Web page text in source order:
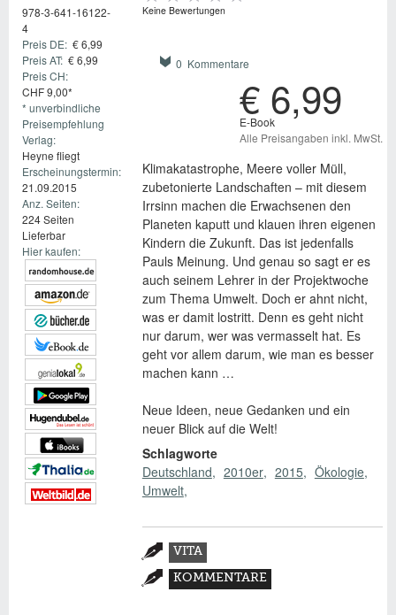
978-3-641-16122-
4
Preis DE: € 6,99
Preis AT: € 6,99
Preis CH:
CHF 9,00*
* unverbindliche
Preisempfehlung
Verlag:
Heyne fliegt
Erscheinungstermin:
21.09.2015
Anz. Seiten:
224 Seiten
Lieferbar
Hier kaufen:
Keine Bewertungen
0 Kommentare
€ 6,99
E-Book
Alle Preisangaben inkl. MwSt.
Klimakatastrophe, Meere voller Müll,
zubetonierte Landschaften – mit diesem
Irrsinn machen die Erwachsenen den
Planeten kaputt und klauen ihren eigenen
Kindern die Zukunft. Das ist jedenfalls
Pauls Meinung. Und genau so sagt er es
auch seinem Lehrer in der Projektwoche
zum Thema Umwelt. Doch er ahnt nicht,
was er damit lostritt. Denn es geht nicht
nur darum, wer was vermasselt hat. Es
geht vor allem darum, wie man es besser
machen kann …
Neue Ideen, neue Gedanken und ein
neuer Blick auf die Welt!
Schlagworte
Deutschland
2010er 2015
Ökologie
Umwelt
Zusatzmaterial
VITA
(AKTIVER
REITER)
KOMMENTARE